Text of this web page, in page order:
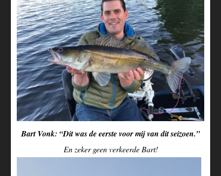
Bart Vonk: “Dit was de eerste voor mij van dit seizoen.”
En zeker geen verkeerde Bart!